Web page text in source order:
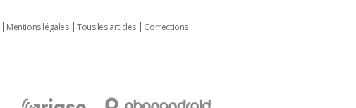
Mentions légales Tous les articles
Corrections